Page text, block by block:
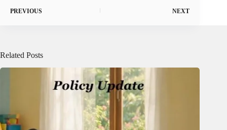
PREVIOUS NEXT
Related Posts